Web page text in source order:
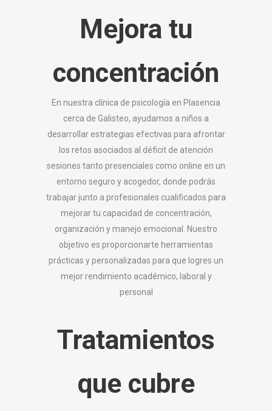
Mejora tu
concentración
En nuestra clínica de psicología en Plasencia
cerca de Galisteo, ayudamos a niños a
desarrollar estrategias efectivas para afrontar
los retos asociados al déficit de atención
sesiones tanto presenciales como online en un
entorno seguro y acogedor, donde podrás
trabajar junto a profesionales cualificados para
mejorar tu capacidad de concentración,
organización y manejo emocional. Nuestro
objetivo es proporcionarte herramientas
prácticas y personalizadas para que logres un
mejor rendimiento académico, laboral y
personal
Tratamientos
que cubre